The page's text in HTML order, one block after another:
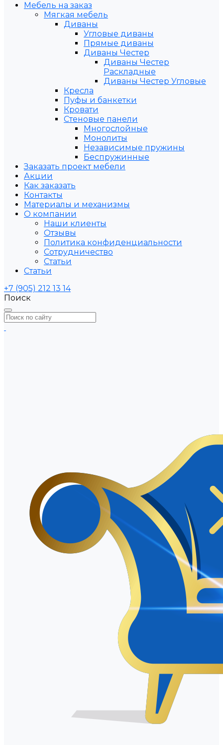
Мебель на заказ
Мягкая мебель
Диваны
Угловые диваны
Прямые диваны
Диваны Честер
Диваны Честер
Раскладные
Диваны Честер Угловые
Кресла
Пуфы и банкетки
Кровати
Стеновые панели
Многослойные
Монолиты
Независимые пружины
Беспружинные
Заказать проект мебели
Акции
Как заказать
Контакты
Материалы и механизмы
О компании
Наши клиенты
Отзывы
Политика конфиденциальности
Сотрудничество
Статьи
Статьи
+7 (905) 212 13 14
Поиск